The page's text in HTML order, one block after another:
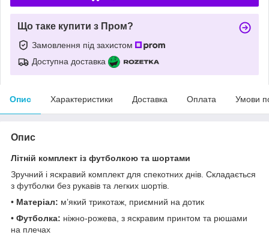
Що таке купити з Пром?
Замовлення під захистом
Доступна доставка
Опис Характеристики Доставка Оплата Умови
Опис
Літній комплект із футболкою та шортами
Зручний і яскравий комплект для спекотних днів. Складається
з футболки без рукавів та легких шортів.
• Матеріал: м’який трикотаж, приємний на дотик
• Футболка: ніжно-рожева, з яскравим принтом та рюшами
на плечах